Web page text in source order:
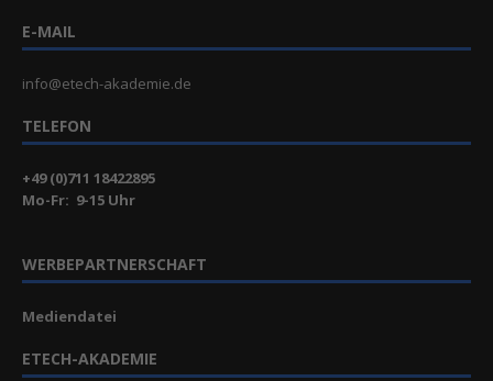
E-MAIL
info@etech-akademie.de
TELEFON
+49 (0)711 18422895
Mo-Fr: 9-15 Uhr
WERBEPARTNERSCHAFT
Mediendatei
ETECH-AKADEMIE